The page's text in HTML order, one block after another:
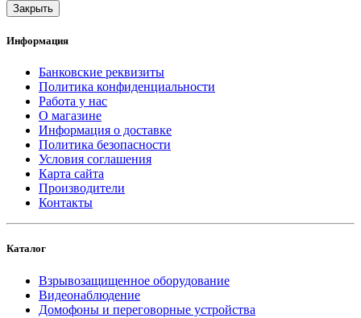
Закрыть
Информация
Банковские реквизиты
Политика конфиденциальности
Работа у нас
О магазине
Информация о доставке
Политика безопасности
Условия соглашения
Карта сайта
Производители
Контакты
Каталог
Взрывозащищенное оборудование
Видеонаблюдение
Домофоны и переговорные устройства